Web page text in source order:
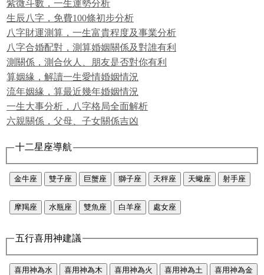
紫微斗數，一生運勢分析
生辰八字，免費100條初步分析
八字財運測算，一生富貴程度及事業分析
八字合婚配對，測算婚姻關係及對誰有利
測關係，測合伙人、朋友是否對你有利
算姻緣，解讀一生愛情婚姻情況
流年姻緣，算最近幾年婚姻情況
一生大事分析，八字格局全面解析
六親關係，父母、子女關係吉凶
十二星座導航
金牛座 雙子座 巨蟹座 獅子座 天秤座 天蠍座 射手座
摩羯座 水瓶座 雙魚座 白羊座 處女座
五行喜用神建議
喜用神為水 喜用神為木 喜用神為火 喜用神為土 喜用神為金